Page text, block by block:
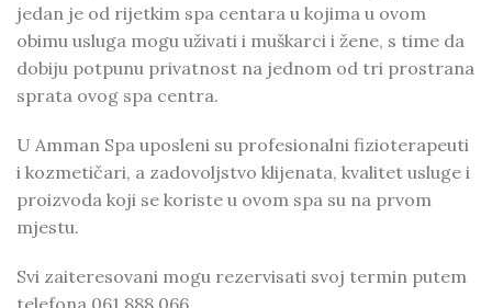
jedan je od rijetkim spa centara u kojima u ovom
obimu usluga mogu uživati i muškarci i žene, s time da
dobiju potpunu privatnost na jednom od tri prostrana
sprata ovog spa centra.
U Amman Spa uposleni su profesionalni fizioterapeuti
i kozmetičari, a zadovoljstvo klijenata, kvalitet usluge i
proizvoda koji se koriste u ovom spa su na prvom
mjestu.
Svi zaiteresovani mogu rezervisati svoj termin putem
telefona 061 888 066.